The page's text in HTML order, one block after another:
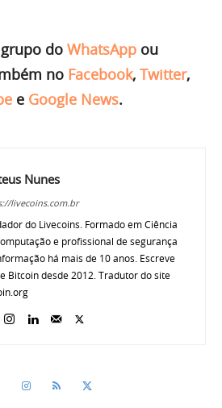
do WhatsApp ou
no Facebook, Twitter,
e Google News.
Nunes
livecoins.com.br
do Livecoins. Formado em Ciência
e profissional de segurança
há mais de 10 anos. Escreve
Bitcoin desde 2012. Tradutor do site